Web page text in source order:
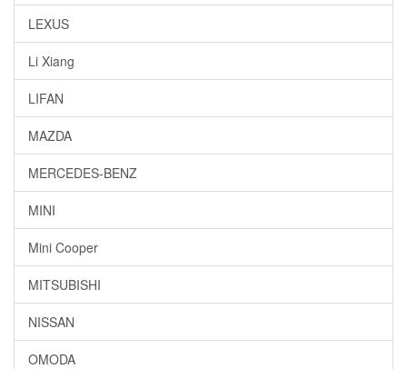
LEXUS
Li Xiang
LIFAN
MAZDA
MERCEDES-BENZ
MINI
Mini Cooper
MITSUBISHI
NISSAN
OMODA